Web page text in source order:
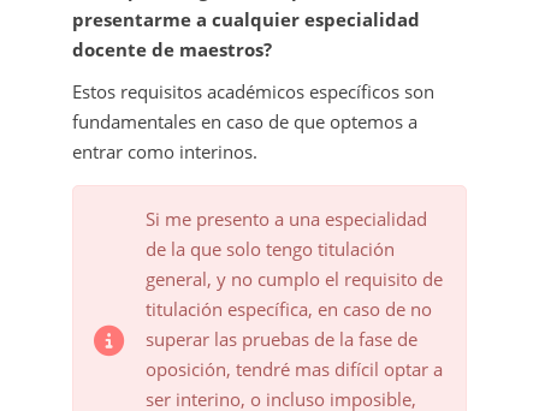
presentarme a cualquier especialidad
docente de maestros?
Estos requisitos académicos específicos son
fundamentales en caso de que optemos a
entrar como interinos.
Si me presento a una especialidad
de la que solo tengo titulación
general, y no cumplo el requisito de
titulación específica, en caso de no
superar las pruebas de la fase de
oposición, tendré mas difícil optar a
ser interino, o incluso imposible,